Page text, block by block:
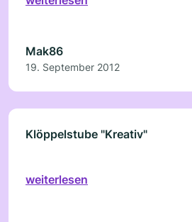
Mak86
19. September 2012
Klöppelstube "Kreativ"
weiterlesen